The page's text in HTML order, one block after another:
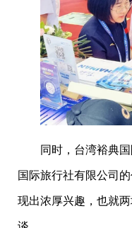
同时，台湾裕典
国际旅行社有限公司
现出浓厚兴趣，也就